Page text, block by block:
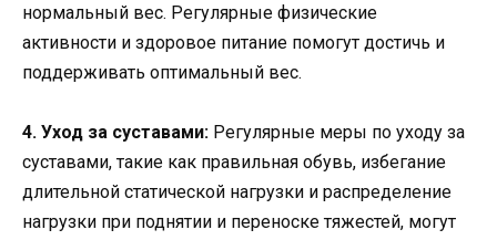
нормальный вес. Регулярные физические
активности и здоровое питание помогут достичь и
поддерживать оптимальный вес.
4. Уход за суставами: Регулярные меры по уходу за
суставами, такие как правильная обувь, избегание
длительной статической нагрузки и распределение
нагрузки при поднятии и переноске тяжестей, могут